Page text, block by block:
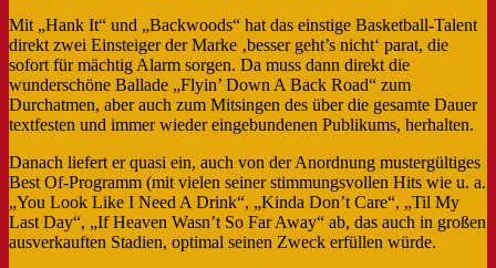
Mit „Hank It“ und „Backwoods“ hat das einstige Basketball-Talent
direkt zwei Einsteiger der Marke ‚besser geht’s nicht‘ parat, die
sofort für mächtig Alarm sorgen. Da muss dann direkt die
wunderschöne Ballade „Flyin’ Down A Back Road“ zum
Durchatmen, aber auch zum Mitsingen des über die gesamte Dauer
textfesten und immer wieder eingebundenen Publikums, herhalten.
Danach liefert er quasi ein, auch von der Anordnung mustergültiges
Best Of-Programm (mit vielen seiner stimmungsvollen Hits wie u. a.
„You Look Like I Need A Drink“, „Kinda Don’t Care“, „Til My
Last Day“, „If Heaven Wasn’t So Far Away“ ab, das auch in großen
ausverkauften Stadien, optimal seinen Zweck erfüllen würde.